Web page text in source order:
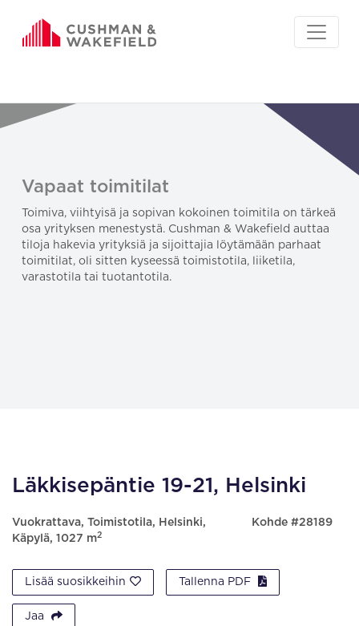
Vapaat toimitilat
Toimiva, viihtyisä ja sopivan kokoinen toimitila on tärkeä
osa yrityksen menestystä. Cushman & Wakefield auttaa
tiloja hakevia yrityksiä ja sijoittajia löytämään parhaat
toimitilat, oli sitten kyseessä toimistotila, liiketila,
varastotila tai tuotantotila.
Läkkisepäntie 19-21, Helsinki
Vuokrattava, Toimistotila, Helsinki,
Käpylä, 1027 m2
Kohde #28189
Lisää suosikkeihin Tallenna PDF
Jaa